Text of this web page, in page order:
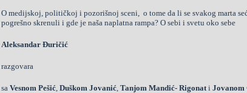
O medijskoj, političkoj i pozorišnoj sceni, o tome da li se svakog marta
pogrešno skrenuli i gde je naša naplatna rampa? O sebi i svetu oko sebe
Aleksandar Đuričić
razgovara
saVesnom Pešić ,Duškom Jovanić ,Tanjom Mandić- Rigonat i